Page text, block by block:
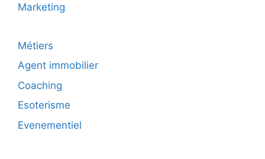
Marketing
Métiers
Agent immobilier
Coaching
Esoterisme
Evenementiel